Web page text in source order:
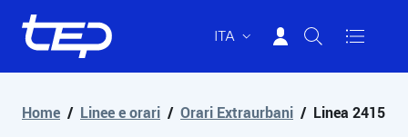
Tep - Trasporti pubblici ParmaITA
Home / Linee e orari / Orari Extraurbani / Linea 2415